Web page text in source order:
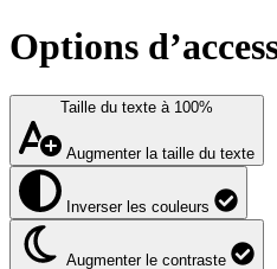
Options
Taille du texte à 100%
Augmenter la taille du texte
Inverser les couleurs
Augmenter le contraste